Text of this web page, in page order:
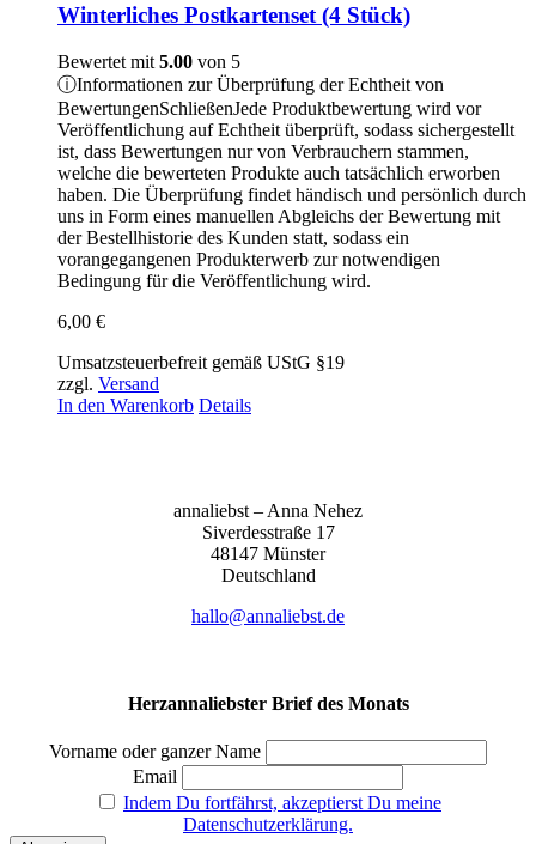
Winterliches Postkartenset (4 Stück)
Bewertet mit 5.00 von 5
ⓘInformationen zur Überprüfung der Echtheit von
BewertungenSchließenJede Produktbewertung wird vor
Veröffentlichung auf Echtheit überprüft, sodass sichergestellt
ist, dass Bewertungen nur von Verbrauchern stammen,
welche die bewerteten Produkte auch tatsächlich erworben
haben. Die Überprüfung findet händisch und persönlich durch
uns in Form eines manuellen Abgleichs der Bewertung mit
der Bestellhistorie des Kunden statt, sodass ein
vorangegangenen Produkterwerb zur notwendigen
Bedingung für die Veröffentlichung wird.
6,00 €
Umsatzsteuerbefreit gemäß UStG §19
zzgl. Versand
In den Warenkorb Details
anna­liebst – Anna Nehez
Sive­r­des­stra­ße 17
48147 Müns­ter
Deutsch­land
hallo@annaliebst.de
Herzannaliebster Brief des Monats
Vorname oder ganzer Name
Email
Indem Du fortfährst, akzeptierst Du meine
Datenschutzerklärung.